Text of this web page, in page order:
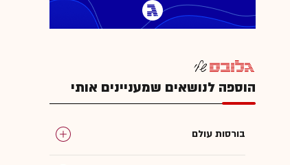
הוספה לנושאים שמעניינים אותי
בורסות עולם